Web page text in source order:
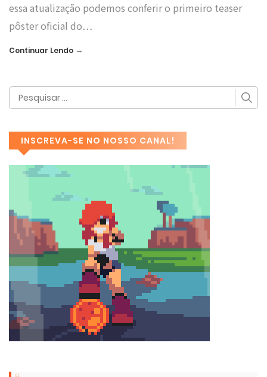
essa atualização podemos conferir o primeiro teaser
pôster oficial do…
Continuar Lendo →
INSCREVA-SE NO NOSSO CANAL!